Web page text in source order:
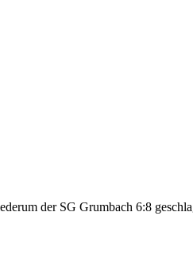
der SG Grumbach 6:8